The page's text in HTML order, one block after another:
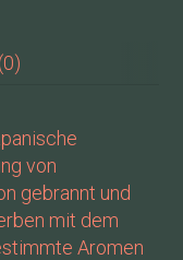
von
gebrannt und
mit dem
Aromen